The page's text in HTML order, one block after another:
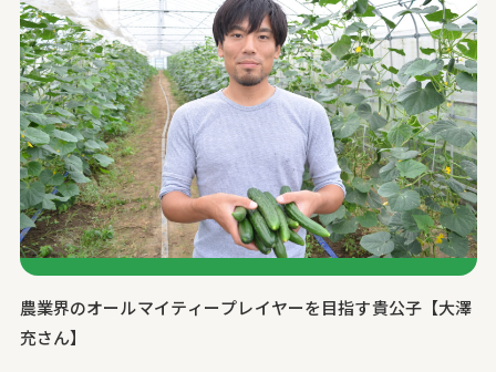
農業界のオールマイティープレイヤーを目指す貴公子【大澤
充さん】